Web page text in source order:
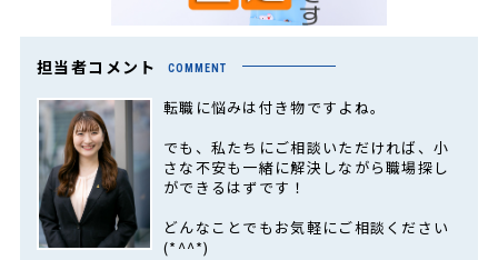
担当者コメント COMMENT
転職に悩みは付き物ですよね。
でも、私たちにご相談いただければ、小
さな不安も一緒に解決しながら職場探し
ができるはずです！
どんなことでもお気軽にご相談ください
(*^^*)